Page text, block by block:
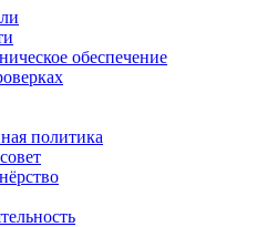
обеспечение
политика